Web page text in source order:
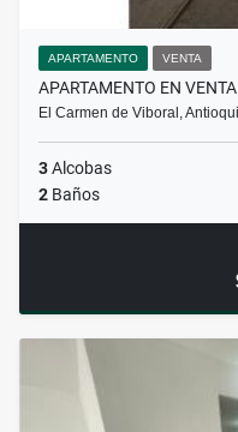
APARTAMENTO VENTA
APARTAMENTO EN
El Carmen de Viboral,
3Alcobas
2 Baños